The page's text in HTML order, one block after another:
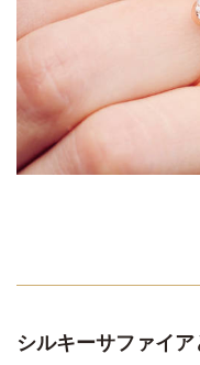
シルキーサファイ